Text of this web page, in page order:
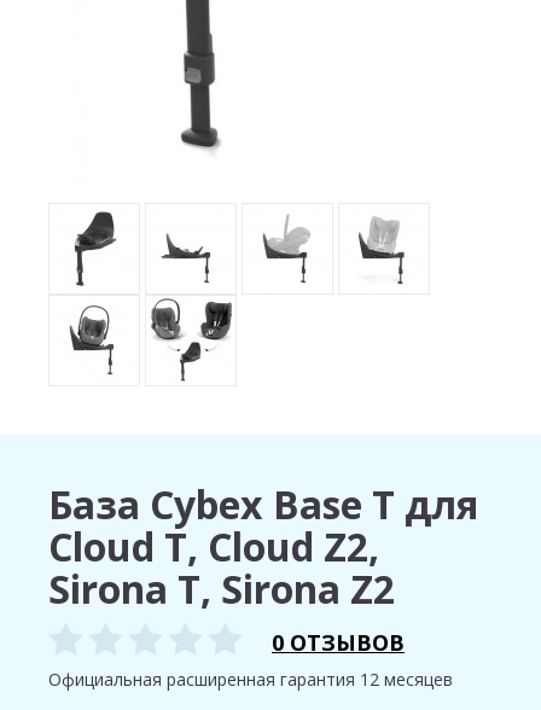
База Cybex Base T для
Cloud T, Cloud Z2,
Sirona T, Sirona Z2
0 ОТЗЫВОВ
Официальная расширенная гарантия 12 месяцев